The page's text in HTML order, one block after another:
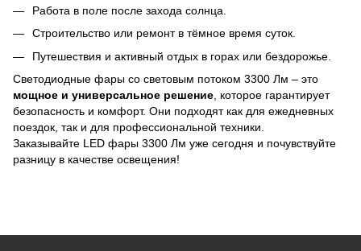
Работа в поле после захода солнца.
Строительство или ремонт в тёмное время суток.
Путешествия и активный отдых в горах или бездорожье.
Светодиодные фары со световым потоком 3300 Лм – это
мощное и универсальное решение , которое гарантирует
безопасность и комфорт. Они подходят как для ежедневных
поездок, так и для профессиональной техники.
Заказывайте LED фары 3300 Лм уже сегодня и почувствуйте
разницу в качестве освещения!